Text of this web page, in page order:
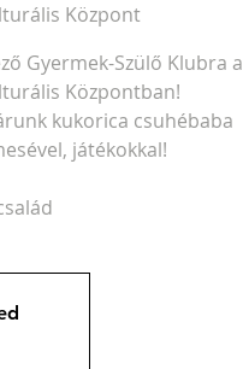
Központ
Gyermek-Szülő Klubra a
Központban!
kukorica csuhébaba
játékokkal!